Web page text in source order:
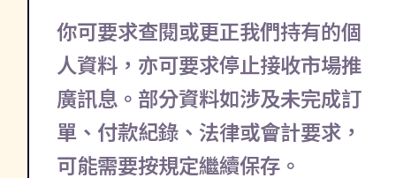
你可要求查閱或更正我們持有的個
人資料，亦可要求停止接收市場推
廣訊息。部分資料如涉及未完成訂
單、付款紀錄、法律或會計要求，
可能需要按規定繼續保存。